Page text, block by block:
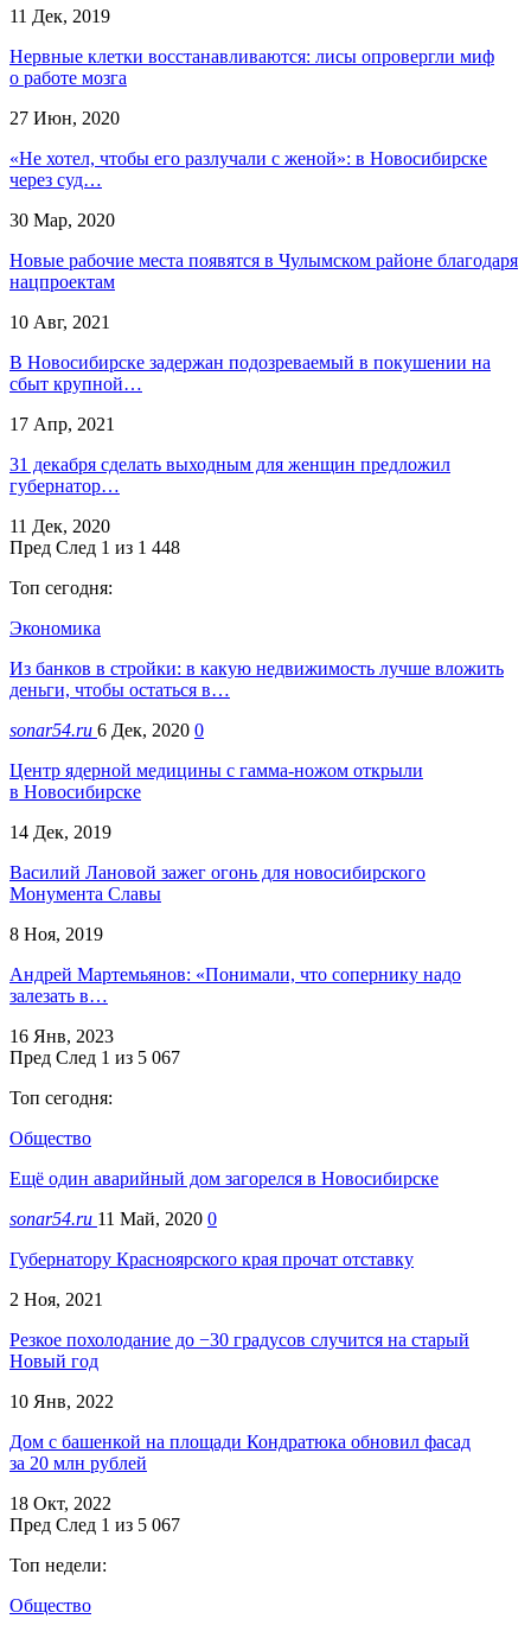
11 Дек, 2019
Нервные клетки восстанавливаются: лисы опровергли миф
о работе мозга
27 Июн, 2020
«Не хотел, чтобы его разлучали с женой»: в Новосибирске
через суд…
30 Мар, 2020
Новые рабочие места появятся в Чулымском районе благодаря
нацпроектам
10 Авг, 2021
В Новосибирске задержан подозреваемый в покушении на
сбыт крупной…
17 Апр, 2021
31 декабря сделать выходным для женщин предложил
губернатор…
11 Дек, 2020
Пред След 1 из 1 448
Топ сегодня:
Экономика
Из банков в стройки: в какую недвижимость лучше вложить
деньги, чтобы остаться в…
sonar54.ru 6 Дек, 2020 0
Центр ядерной медицины с гамма-ножом открыли
в Новосибирске
14 Дек, 2019
Василий Лановой зажег огонь для новосибирского
Монумента Славы
8 Ноя, 2019
Андрей Мартемьянов: «Понимали, что сопернику надо
залезать в…
16 Янв, 2023
Пред След 1 из 5 067
Топ сегодня:
Общество
Ещё один аварийный дом загорелся в Новосибирске
sonar54.ru 11 Май, 2020 0
Губернатору Красноярского края прочат отставку
2 Ноя, 2021
Резкое похолодание до −30 градусов случится на старый
Новый год
10 Янв, 2022
Дом с башенкой на площади Кондратюка обновил фасад
за 20 млн рублей
18 Окт, 2022
Пред След 1 из 5 067
Топ недели:
Общество